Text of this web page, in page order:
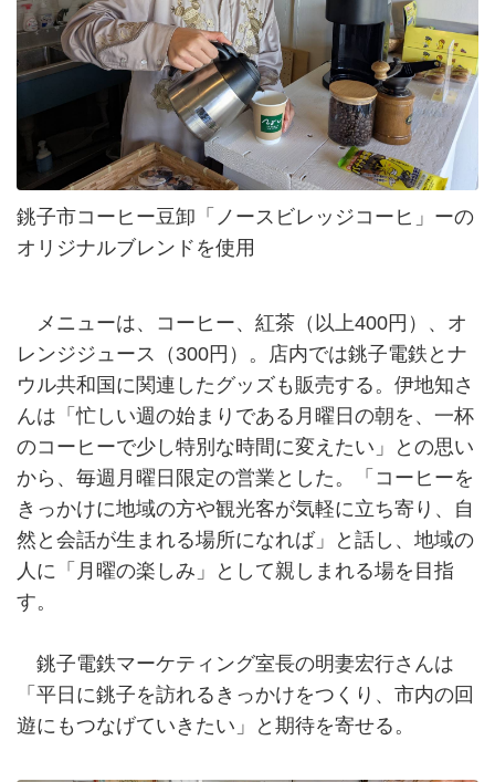
銚子市コーヒー豆卸「ノースビレッジコーヒ」ーの
オリジナルブレンドを使用
メニューは、コーヒー、紅茶（以上400円）、オ
レンジジュース（300円）。店内では銚子電鉄とナ
ウル共和国に関連したグッズも販売する。伊地知さ
んは「忙しい週の始まりである月曜日の朝を、一杯
のコーヒーで少し特別な時間に変えたい」との思い
から、毎週月曜日限定の営業とした。「コーヒーを
きっかけに地域の方や観光客が気軽に立ち寄り、自
然と会話が生まれる場所になれば」と話し、地域の
人に「月曜の楽しみ」として親しまれる場を目指
す。
銚子電鉄マーケティング室長の明妻宏行さんは
「平日に銚子を訪れるきっかけをつくり、市内の回
遊にもつなげていきたい」と期待を寄せる。